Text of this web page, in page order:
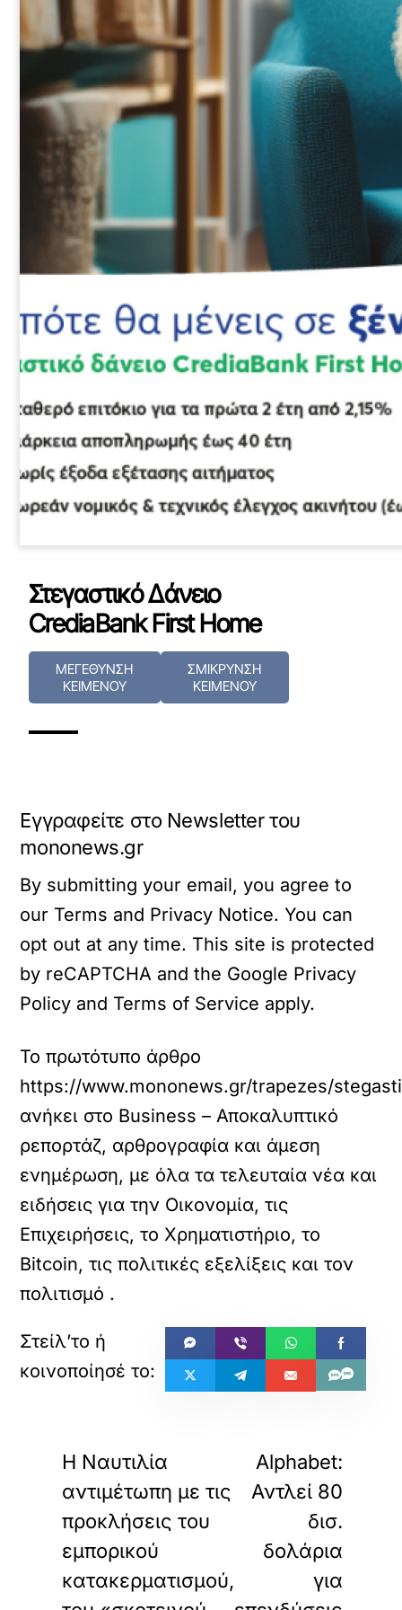
Στεγαστικό Δάνειο
CrediaBank First Home
ΜΕΓΕΘΥΝΣΗ
ΚΕΙΜΕΝΟΥ
ΣΜΙΚΡΥΝΣΗ
ΚΕΙΜΕΝΟΥ
Εγγραφείτε στο Newsletter του
mononews.gr
By submitting your email, you agree to
our Terms and Privacy Notice. You can
opt out at any time. This site is protected
by reCAPTCHA and the Google Privacy
Policy and Terms of Service apply.
Το πρωτότυπο άρθρο
https://www.mononews.gr/trapezes/
ανήκει στο Business – Αποκαλυπτικό
ρεπορτάζ, αρθρογραφία και άμεση
ενημέρωση, με όλα τα τελευταία νέα και
ειδήσεις για την Οικονομία, τις
Επιχειρήσεις, το Χρηματιστήριο, το
Bitcoin, τις πολιτικές εξελίξεις και τον
πολιτισμό .
Η Ναυτιλία
αντιμέτωπη με τις
προκλήσεις του
εμπορικού
κατακερματισμού,
Alphabet:
Αντλεί 80
δισ.
δολάρια
για